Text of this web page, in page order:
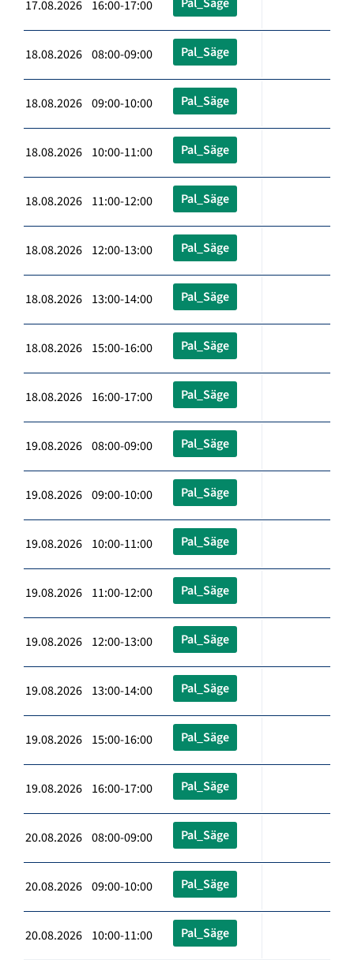
17.08.2026 16:00-17:00
18.08.2026 08:00-09:00 Pal_Säge
18.08.2026 09:00-10:00 Pal_Säge
18.08.2026 10:00-11:00 Pal_Säge
18.08.2026 11:00-12:00 Pal_Säge
18.08.2026 12:00-13:00 Pal_Säge
18.08.2026 13:00-14:00 Pal_Säge
18.08.2026 15:00-16:00 Pal_Säge
18.08.2026 16:00-17:00 Pal_Säge
19.08.2026 08:00-09:00 Pal_Säge
19.08.2026 09:00-10:00 Pal_Säge
19.08.2026 10:00-11:00 Pal_Säge
19.08.2026 11:00-12:00 Pal_Säge
19.08.2026 12:00-13:00 Pal_Säge
19.08.2026 13:00-14:00 Pal_Säge
19.08.2026 15:00-16:00 Pal_Säge
19.08.2026 16:00-17:00 Pal_Säge
20.08.2026 08:00-09:00 Pal_Säge
20.08.2026 09:00-10:00 Pal_Säge
20.08.2026 10:00-11:00 Pal_Säge